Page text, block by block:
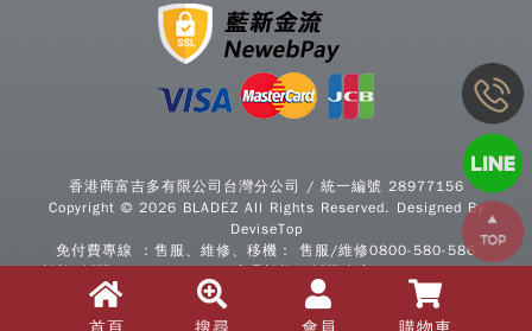
©
All
香港商富吉多有限公司台灣分公司 / 統一編號 28977156
Copyright © 2026 BLADEZ All Rights Reserved. Designed By
DeviseTop
免付費專線 ：售服、維修、移機： 售服/維修0800-580-586
諮詢/採購0800-277339 / 商品諮詢、採購專案：0800-277339
信箱：service@bladezsports.com.tw | @LINE：
@bhasia
Facebook粉絲團